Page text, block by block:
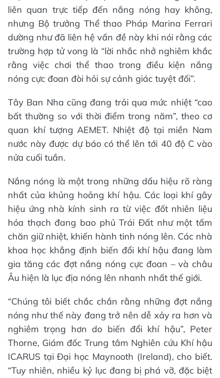
liên quan trực tiếp đến nắng nóng hay không,
nhưng Bộ trưởng Thể thao Pháp Marina Ferrari
dường như đã liên hệ vấn đề này khi nói rằng các
trường hợp tử vong là “lời nhắc nhở nghiêm khắc
rằng việc chơi thể thao trong điều kiện nắng
nóng cực đoan đòi hỏi sự cảnh giác tuyệt đối”.
Tây Ban Nha cũng đang trải qua mức nhiệt “cao
bất thường so với thời điểm trong năm”, theo cơ
quan khí tượng AEMET. Nhiệt độ tại miền Nam
nước này được dự báo có thể lên tới 40 độ C vào
nửa cuối tuần.
Nắng nóng là một trong những dấu hiệu rõ ràng
nhất của khủng hoảng khí hậu. Các loại khí gây
hiệu ứng nhà kính sinh ra từ việc đốt nhiên liệu
hóa thạch đang bao phủ Trái Đất như một tấm
chăn giữ nhiệt, khiến hành tinh nóng lên. Các nhà
khoa học khẳng định biến đổi khí hậu đang làm
gia tăng các đợt nắng nóng cực đoan – và châu
Âu hiện là lục địa nóng lên nhanh nhất thế giới.
“Chúng tôi biết chắc chắn rằng những đợt nắng
nóng như thế này đang trở nên dễ xảy ra hơn và
nghiêm trọng hơn do biến đổi khí hậu”, Peter
Thorne, Giám đốc Trung tâm Nghiên cứu Khí hậu
ICARUS tại Đại học Maynooth (Ireland), cho biết.
“Tuy nhiên, nhiều kỷ lục đang bị phá vỡ, đặc biệt